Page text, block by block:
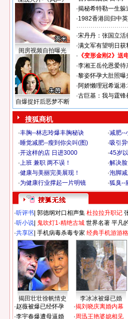
闺房视频自拍曝光
自爆捉奸后恶梦不断
·揭秘希特勒一生躲
·1982香港回归中
·宋丹丹：张国立活
·满文军有望明日获
· 《变形金刚2》送
·李湘王岳伦恩爱待
·黎姿怀孕大肚照
·阿娇懒理冠希返港
·古巨基：我与霆锋
搜狐商机
·丰胸--林志玲爆丰胸秘诀 ·减肥--
·睡觉减肥--瘦到你尖叫(图) ·吸引
·开这样的店 日进3000 ·45岁
·上班 兼职 两不误！ ·解决
·健康与美丽完美展现！ ·泡脚
·为健康行业撑起一片明镜 ·狐臭--
·听评书 郭德纲对口相声集 杜拉拉升职记
·听小说 鬼吹灯1-精绝古城 世界名著 平凡
·共享区 手机病毒杀毒专家 经典手机游游
揭田壮壮徐帆情史 李冰冰被爆已婚
·赵薇被爆已经怀孕
·李宇春爆遭母逼婚
·揭刘晓庆离婚内幕
·周迅王艳婆媳相见